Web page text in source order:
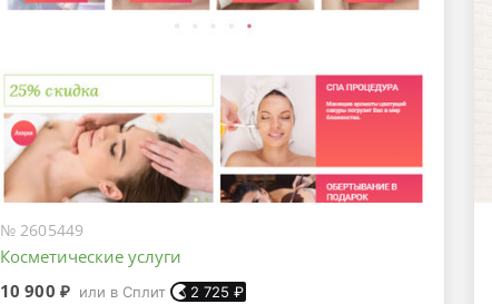
№ 2605449
Косметические услуги
10 900 ₽ или в Сплит 2 725 ₽